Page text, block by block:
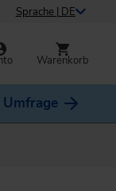
Sprache | DE
Warenkorb
Umfrage